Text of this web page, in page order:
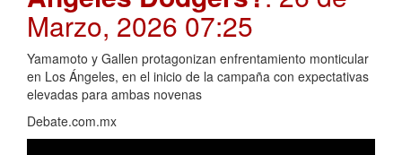
Marzo, 2026 07:25
Yamamoto y Gallen protagonizan enfrentamiento monticular
en Los Ángeles, en el inicio de la campaña con expectativas
elevadas para ambas novenas
Debate.com.mx